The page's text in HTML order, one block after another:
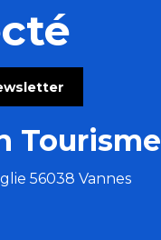
Tourisme
56038 Vannes